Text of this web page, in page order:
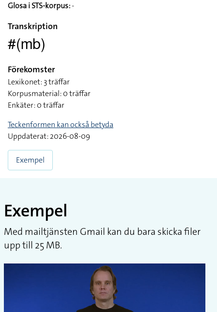
Glosa i STS-korpus:-
Transkription
#(mb)
Förekomster
Lexikonet: 3 träffar
Korpusmaterial: 0 träffar
Enkäter: 0 träffar
Teckenformen kan också betyda
Uppdaterat: 2026-08-09
Exempel
Exempel
Med mailtjänsten Gmail kan du bara skicka filer
upp till 25 MB.